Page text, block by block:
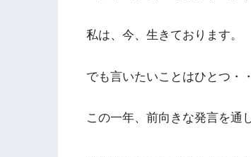
私は、今、生きております。
でも言いたいことはひとつ
この一年、前向きな発言を通